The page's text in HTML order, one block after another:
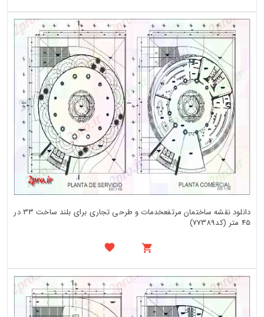
دانلود نقشه ساختمان مرتفعخدمات و طرحی تجاری برای بلند ساخت 33 در
45 متر (کد77389)